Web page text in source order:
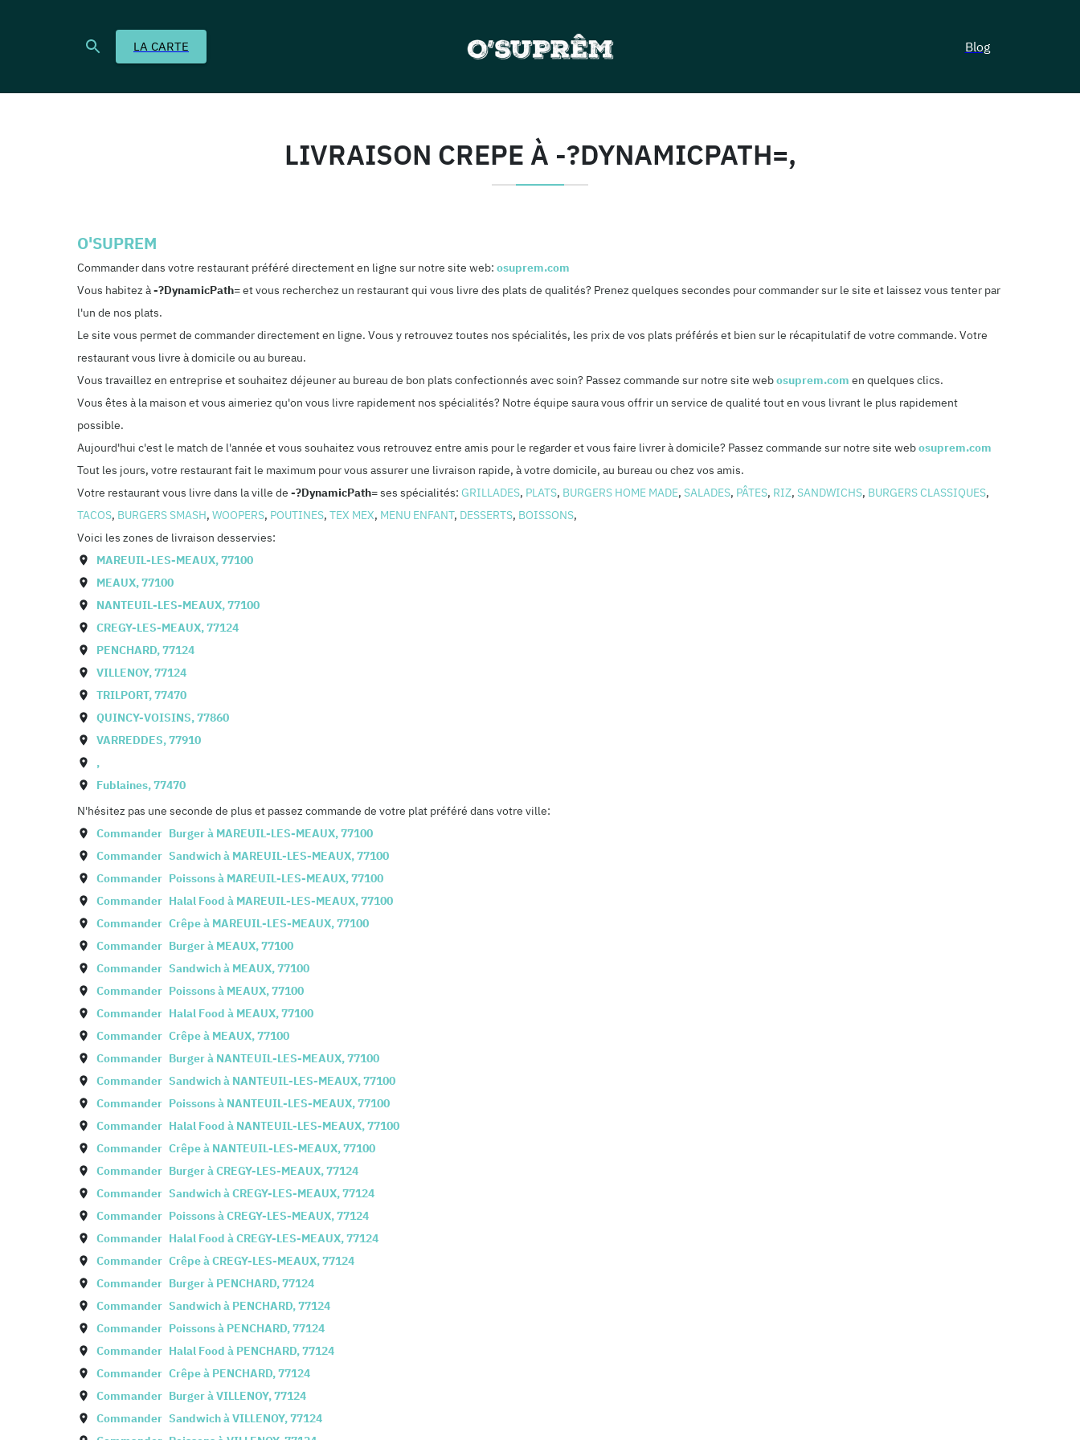
LA CARTE Blog
LIVRAISON CREPE À -?DYNAMICPATH=,
O'SUPREM
Commander dans votre restaurant préféré directement en ligne sur notre site web: osuprem.com
Vous habitez à-?dynamicPath=et vous recherchez un restaurant qui vous livre des plats de qualités? Prenez quelques secondes pour commander sur le site et laissez vous tenter par
l'un de nos plats.
Le site vous permet de commander directement en ligne. Vous y retrouvez toutes nos spécialités, les prix de vos plats préférés et bien sur le récapitulatif de votre commande. Votre
restaurant vous livre à domicile ou au bureau.
Vous travaillez en entreprise et souhaitez déjeuner au bureau de bon plats confectionnés avec soin? Passez commande sur notre site webosuprem.com en quelques clics.
Vous êtes à la maison et vous aimeriez qu'on vous livre rapidement nos spécialités? Notre équipe saura vous offrir un service de qualité tout en vous livrant le plus rapidement
possible.
Aujourd'hui c'est le match de l'année et vous souhaitez vous retrouvez entre amis pour le regarder et vous faire livrer à domicile? Passez commande sur notre site webosuprem.com
Tout les jours, votre restaurant fait le maximum pour vous assurer une livraison rapide, à votre domicile, au bureau ou chez vos amis.
Votre restaurant vous livre dans la ville de -?dynamicPath=ses spécialités: GRILLADES, PLATS, BURGERS HOME MADE, SALADES, PÂTES, RIZ, SANDWICHS, BURGERS CLASSIQUES,
TACOS, BURGERS SMASH, WOOPERS, POUTINES, TEX MEX, MENU ENFANT, DESSERTS, BOISSONS,
Voici les zones de livraison desservies:
MAREUIL-LES-MEAUX,77100
MEAUX,77100
NANTEUIL-LES-MEAUX,77100
CREGY-LES-MEAUX,77124
PENCHARD,77124
VILLENOY,77124
TRILPORT,77470
QUINCY-VOISINS,77860
VARREDDES,77910
,
Fublaines,77470
N'hésitez pas une seconde de plus et passez commande de votre plat préféré dans votre ville:
Commander Burger à MAREUIL-LES-MEAUX,77100
Commander Sandwich à MAREUIL-LES-MEAUX,77100
Commander Poissons à MAREUIL-LES-MEAUX,77100
Commander Halal Food à MAREUIL-LES-MEAUX,77100
Commander Crêpe à MAREUIL-LES-MEAUX,77100
Commander Burger à MEAUX,77100
Commander Sandwich à MEAUX,77100
Commander Poissons à MEAUX,77100
Commander Halal Food à MEAUX,77100
Commander Crêpe à MEAUX,77100
Commander Burger à NANTEUIL-LES-MEAUX,77100
Commander Sandwich à NANTEUIL-LES-MEAUX,77100
Commander Poissons à NANTEUIL-LES-MEAUX,77100
Commander Halal Food à NANTEUIL-LES-MEAUX,77100
Commander Crêpe à NANTEUIL-LES-MEAUX,77100
Commander Burger àCREGY-LES-MEAUX,77124
Commander Sandwich àCREGY-LES-MEAUX,77124
Commander Poissons àCREGY-LES-MEAUX,77124
Commander Halal Food àCREGY-LES-MEAUX,77124
Commander Crêpe àCREGY-LES-MEAUX,77124
Commander Burger à PENCHARD,77124
Commander Sandwich à PENCHARD,77124
Commander Poissons à PENCHARD,77124
Commander Halal Food à PENCHARD,77124
Commander Crêpe à PENCHARD,77124
Commander Burger àVILLENOY,77124
Commander Sandwich àVILLENOY,77124